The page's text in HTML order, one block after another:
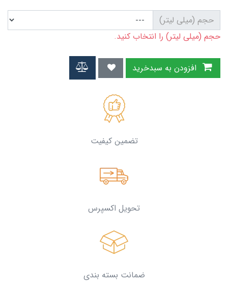
حجم (میلی لیتر)
حجم (میلی لیتر) را انتخاب کنید.
تضمین کیفیت
تحویل اکسپرس
ضمانت بسته بندی